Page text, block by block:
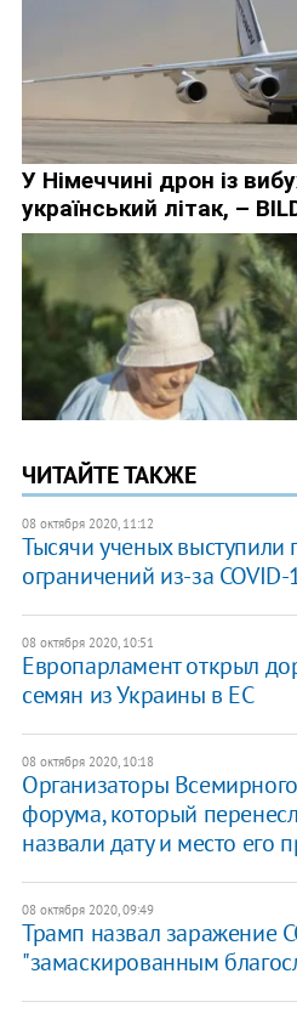
ЧИТАЙТЕ ТАКЖЕ
08 октября 2020, 11:12
Тысячи ученых выступили
ограничений из-за COVID-
08 октября 2020, 10:51
Европарламент открыл
семян из Украины в ЕС
08 октября 2020, 10:18
Организаторы
форума, который
назвали дату и место его
08 октября 2020, 09:49
Трамп назвал заражение
"замаскированным